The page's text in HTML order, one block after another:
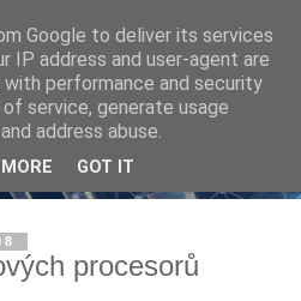
procesorů
Google to deliver its services
IP address and user-agent are
performance and security
service, generate usage
address abuse.
GOT IT